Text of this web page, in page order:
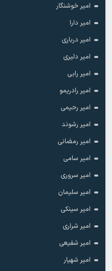
امیر خوشنگار
امیر دارا
امیر درباری
امیر دلیری
امیر رابی
امیر رادریمو
امیر رحیمی
امیر رشوند
امیر رمضانی
امیر سامی
امیر سروری
امیر سلیمان
امیر سینکی
امیر شراری
امیر شفیعی
امیر شهیار